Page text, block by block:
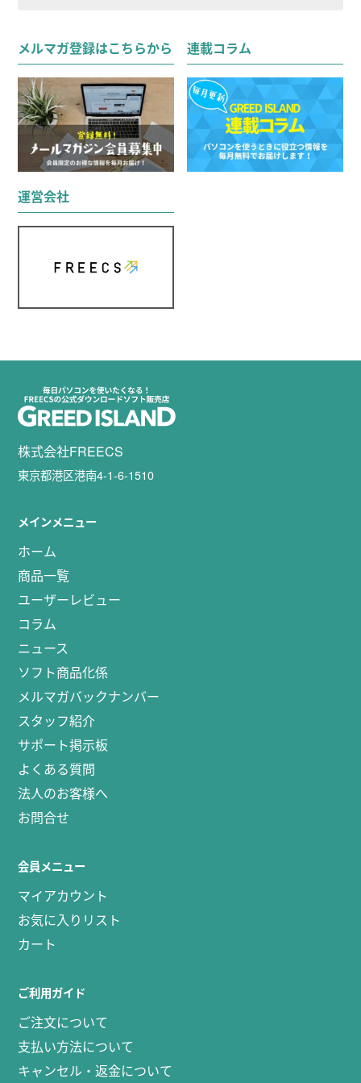
象:
メルマガ登録はこちらから
連載コラム
運営会社
株式会社FREECS
東京都港区港南4-1-6-1510
メインメニュー
ホーム
商品一覧
ユーザーレビュー
コラム
ニュース
ソフト商品化係
メルマガバックナンバー
スタッフ紹介
サポート掲示板
よくある質問
法人のお客様へ
お問合せ
会員メニュー
マイアカウント
お気に入りリスト
カート
ご利用ガイド
ご注文について
支払い方法について
キャンセル・返金について